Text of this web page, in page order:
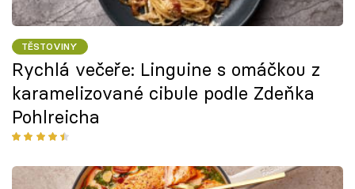
TĚSTOVINY
Rychlá večeře: Linguine s omáčkou z
karamelizované cibule podle Zdeňka
Pohlreicha